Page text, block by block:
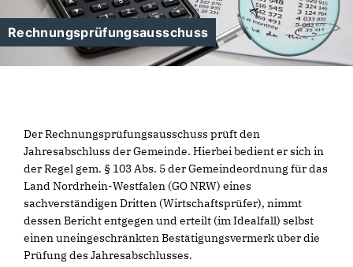
Rechnungsprüfungsausschuss
Der Rechnungsprüfungsausschuss prüft den
Jahresabschluss der Gemeinde. Hierbei bedient er sich in
der Regel gem. § 103 Abs. 5 der Gemeindeordnung für das
Land Nordrhein-Westfalen (GO NRW) eines
sachverständigen Dritten (Wirtschaftsprüfer), nimmt
dessen Bericht entgegen und erteilt (im Idealfall) selbst
einen uneingeschränkten Bestätigungsvermerk über die
Prüfung des Jahresabschlusses.